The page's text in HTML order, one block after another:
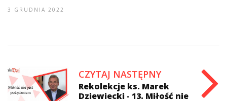
3 GRUDNIA 2022
CZYTAJ NASTĘPNY
Rekolekcje ks. Marek
Dziewiecki - 13. Miłość nie